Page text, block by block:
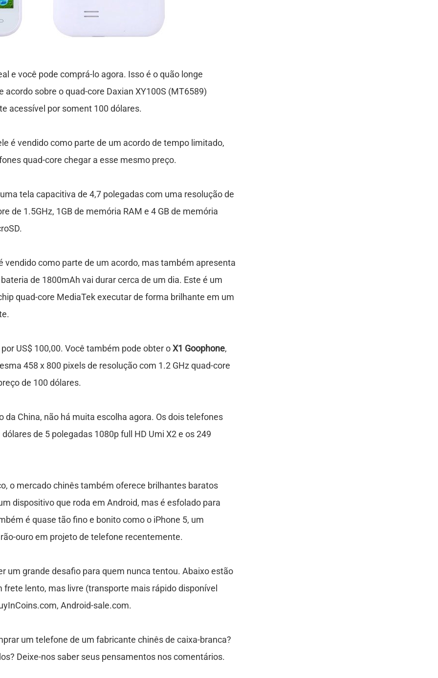
e você pode comprá-lo agora. Isso é o quão longe
sobre o quad-core Daxian XY100S (MT6589)
acessível por soment 100 dólares.
é vendido como parte de um acordo de tempo limitado,
quad-core chegar a esse mesmo preço.
tela capacitiva de 4,7 polegadas com uma resolução de
de 1.5GHz, 1GB de memória RAM e 4 GB de memória
vendido como parte de um acordo, mas também apresenta
de 1800mAh vai durar cerca de um dia. Este é um
quad-core MediaTek executar de forma brilhante em um
US$ 100,00. Você também pode obter oX1 Goophone,
458 x 800 pixels de resolução com 1.2 GHz quad-core
de 100 dólares.
China, não há muita escolha agora. Os dois telefones
de 5 polegadas 1080p full HD Umi X2 e os 249
o mercado chinês também oferece brilhantes baratos
dispositivo que roda em Android, mas é esfolado para
é quase tão fino e bonito como o iPhone 5, um
ouro em projeto de telefone recentemente.
um grande desafio para quem nunca tentou. Abaixo estão
lento, mas livre (transporte mais rápido disponível
Android-sale.com.
um telefone de um fabricante chinês de caixa-branca?
Deixe-nos saber seus pensamentos nos comentários.